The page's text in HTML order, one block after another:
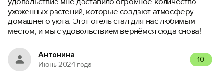
ухоженных растений, которые создают атмосферу
домашнего уюта. Этот отель стал для нас любимым
местом, и мы с удовольствием вернёмся сюда снова!
Антонина
Июнь 2024 года
10